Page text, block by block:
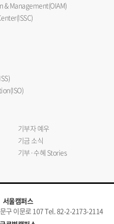
& Management(OIAM)
기부자 예우
기금 소식
기부·수혜 Stories
서울캠퍼스
구 이문로 107 Tel. 82-2-2173-2114